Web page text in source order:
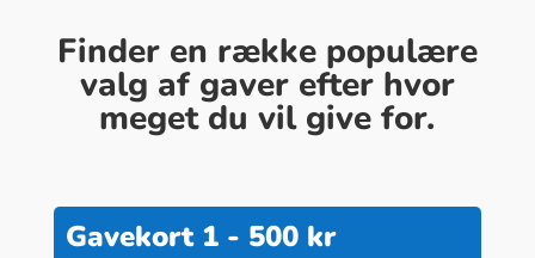
Finder en række populære
valg af gaver efter hvor
meget du vil give for.
Gavekort 1 - 500 kr